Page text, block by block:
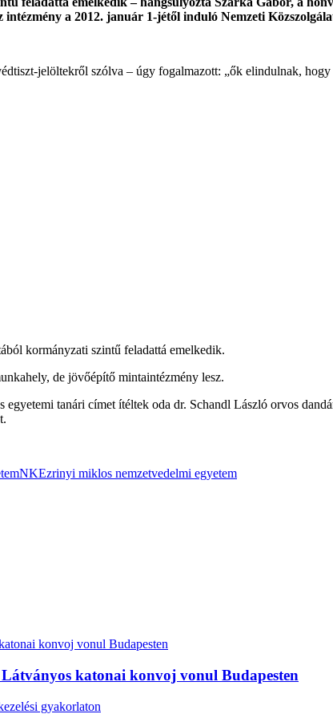
a 2012. január 1-jétől induló Nemzeti
jelöltekről szólva – úgy fogalmazott: „ők elindulnak,
kormányzati szintű feladattá emelkedik.
de jövőépítő mintaintézmény lesz.
egyetemi tanári címet ítéltek oda dr. Schandl László orvos
NKEzrinyi miklos nemzetvedelmi egyetem
katonai konvoj vonul Budapesten